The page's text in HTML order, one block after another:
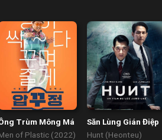
Trùm Mông Má
of Plastic (2022)
Săn Lùng Gián Điệp
Hunt (Heonteu)